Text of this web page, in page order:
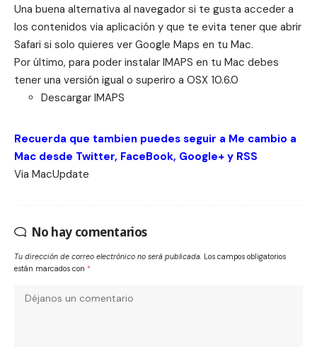
Una buena alternativa al navegador si te gusta acceder a
los contenidos via aplicación y que te evita tener que abrir
Safari si solo quieres ver Google Maps en tu Mac.
Por último, para poder instalar IMAPS en tu Mac debes
tener una versión igual o superiro a OSX 10.6.0
Descargar IMAPS
Recuerda que tambien puedes seguir a Me cambio a
Mac desde Twitter, FaceBook, Google+ y RSS
Via MacUpdate
No hay comentarios
Tu dirección de correo electrónico no será publicada. Los campos obligatorios
están marcados con *